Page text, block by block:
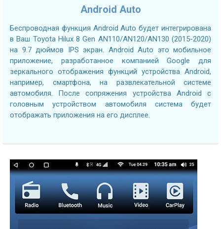
Android Auto
Беспроводная функция Android Auto будет интегрирована
в Ваш Toyota Hilux 8 Gen AN110/AN120/AN130 (2015-2020)
на 9.7 дюймов IPS экран. Android Auto это мобильное
приложение, разработанное компанией Google для
зеркального отображения функций устройства Android,
например, смартфона, на развлекательной системе
автомобиля. После сопряжения устройства Android с
головным устройством автомобиля система будет
отображать приложения на его дисплее.